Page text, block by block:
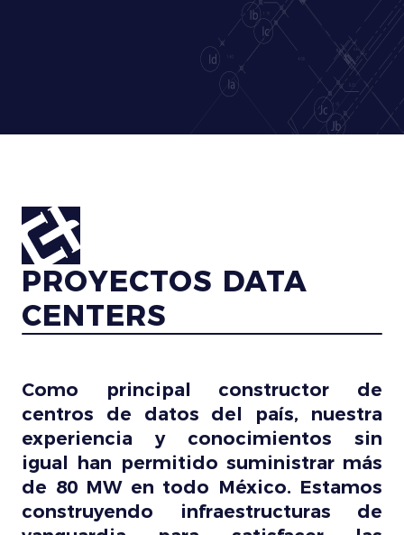
PROYECTOS DATA
CENTERS
Como principal constructor de
centros de datos del país, nuestra
experiencia y conocimientos sin
igual han permitido suministrar más
de 80 MW en todo México. Estamos
construyendo infraestructuras de